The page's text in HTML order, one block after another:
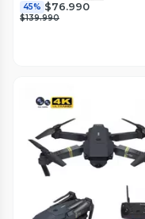
45% $76.990
$139.990